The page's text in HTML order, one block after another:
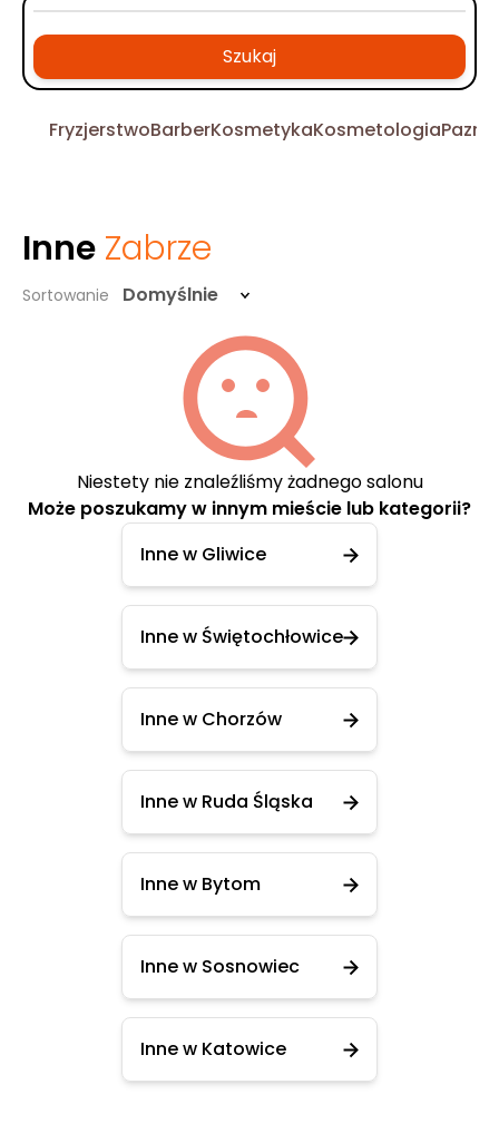
Szukaj
FryzjerstwoBarberKosmetykaKosmetologia
Inne Zabrze
Sortowanie Domyślnie
Niestety nie znaleźliśmy żadnego salonu
Może poszukamy w innym mieście lub kategorii?
Inne w Gliwice
Inne w Świętochłowice
Inne w Chorzów
Inne w Ruda Śląska
Inne w Bytom
Inne w Sosnowiec
Inne w Katowice